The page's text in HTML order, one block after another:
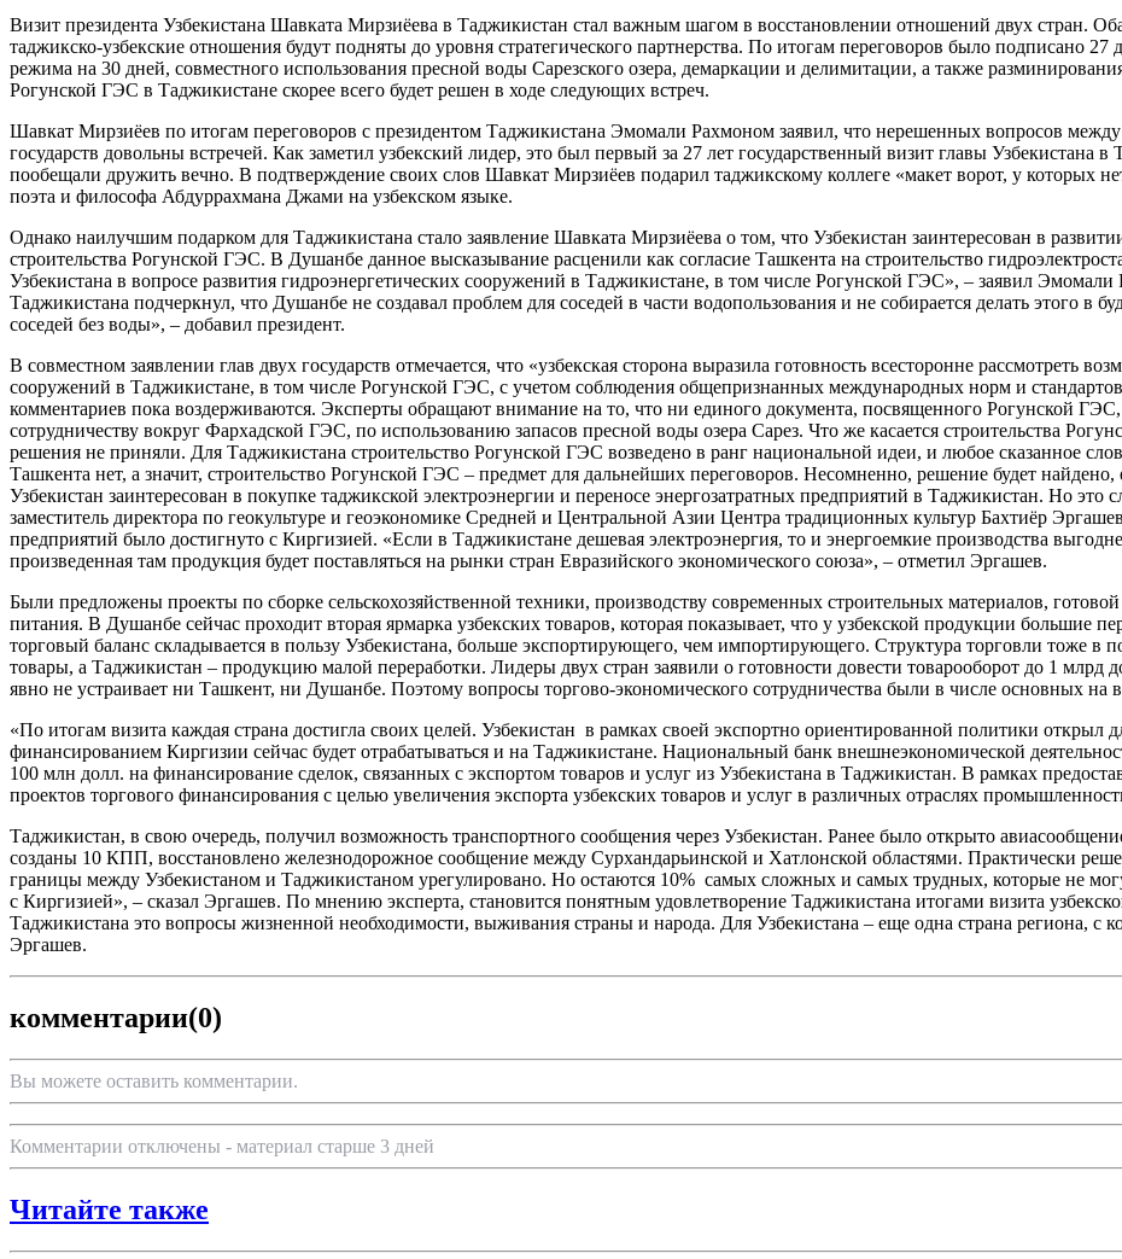
Визит президента Узбекистана Шавката Мирзиёева в Таджикистан стал важным шагом в восстановлении отношений двух стран.
таджикско-узбекские отношения будут подняты до уровня стратегического партнерства. По итогам переговоров было подписано
режима на 30 дней, совместного использования пресной воды Сарезского озера, демаркации и делимитации, а также
Рогунской ГЭС в Таджикистане скорее всего будет решен в ходе следующих встреч.
Шавкат Мирзиёев по итогам переговоров с президентом Таджикистана Эмомали Рахмоном заявил, что нерешенных вопросов
государств довольны встречей. Как заметил узбекский лидер, это был первый за 27 лет государственный визит главы Узбекистана
пообещали дружить вечно. В подтверждение своих слов Шавкат Мирзиёев подарил таджикскому коллеге «макет ворот, у которых
поэта и философа Абдуррахмана Джами на узбекском языке.
Однако наилучшим подарком для Таджикистана стало заявление Шавката Мирзиёева о том, что Узбекистан заинтересован в
строительства Рогунской ГЭС. В Душанбе данное высказывание расценили как согласие Ташкента на строительство
Узбекистана в вопросе развития гидроэнергетических сооружений в Таджикистане, в том числе Рогунской ГЭС», – заявил
Таджикистана подчеркнул, что Душанбе не создавал проблем для соседей в части водопользования и не собирается делать этого
соседей без воды», – добавил президент.
В совместном заявлении глав двух государств отмечается, что «узбекская сторона выразила готовность всесторонне рассмотреть
сооружений в Таджикистане, в том числе Рогунской ГЭС, с учетом соблюдения общепризнанных международных норм и
комментариев пока воздерживаются. Эксперты обращают внимание на то, что ни единого документа, посвященного Рогунской
сотрудничеству вокруг Фархадской ГЭС, по использованию запасов пресной воды озера Сарез. Что же касается строительства
решения не приняли. Для Таджикистана строительство Рогунской ГЭС возведено в ранг национальной идеи, и любое сказанное
Ташкента нет, а значит, строительство Рогунской ГЭС – предмет для дальнейших переговоров. Несомненно, решение будет
Узбекистан заинтересован в покупке таджикской электроэнергии и переносе энергозатратных предприятий в Таджикистан. Но это
заместитель директора по геокультуре и геоэкономике Средней и Центральной Азии Центра традиционных культур Бахтиёр
предприятий было достигнуто с Киргизией. «Если в Таджикистане дешевая электроэнергия, то и энергоемкие производства
произведенная там продукция будет поставляться на рынки стран Евразийского экономического союза», – отметил Эргашев.
Были предложены проекты по сборке сельскохозяйственной техники, производству современных строительных материалов,
питания. В Душанбе сейчас проходит вторая ярмарка узбекских товаров, которая показывает, что у узбекской продукции большие
торговый баланс складывается в пользу Узбекистана, больше экспортирующего, чем импортирующего. Структура торговли тоже в
товары, а Таджикистан – продукцию малой переработки. Лидеры двух стран заявили о готовности довести товарооборот до 1 млрд
явно не устраивает ни Ташкент, ни Душанбе. Поэтому вопросы торгово-экономического сотрудничества были в числе основных на
«По итогам визита каждая страна достигла своих целей. Узбекистан в рамках своей экспортно ориентированной политики
финансированием Киргизии сейчас будет отрабатываться и на Таджикистане. Национальный банк внешнеэкономической
100 млн долл. на финансирование сделок, связанных с экспортом товаров и услуг из Узбекистана в Таджикистан. В рамках
проектов торгового финансирования с целью увеличения экспорта узбекских товаров и услуг в различных отраслях
Таджикистан, в свою очередь, получил возможность транспортного сообщения через Узбекистан. Ранее было открыто
созданы 10 КПП, восстановлено железнодорожное сообщение между Сурхандарьинской и Хатлонской областями. Практически
границы между Узбекистаном и Таджикистаном урегулировано. Но остаются 10% самых сложных и самых трудных, которые не
с Киргизией», – сказал Эргашев. По мнению эксперта, становится понятным удовлетворение Таджикистана итогами визита
Таджикистана это вопросы жизненной необходимости, выживания страны и народа. Для Узбекистана – еще одна страна региона, с
Эргашев.
комментарии(0)
Вы можете оставить комментарии.
Комментарии отключены - материал старше 3 дней
Читайте также